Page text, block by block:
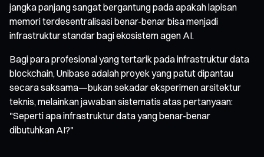
jangka panjang sangat bergantung pada apakah lapisan
memori terdesentralisasi benar-benar bisa menjadi
infrastruktur standar bagi ekosistem agen AI.
Bagi para profesional yang tertarik pada infrastruktur data
blockchain, Unibase adalah proyek yang patut dipantau
secara saksama—bukan sekadar eksperimen arsitektur
teknis, melainkan jawaban sistematis atas pertanyaan:
"Seperti apa infrastruktur data yang benar-benar
dibutuhkan AI?"